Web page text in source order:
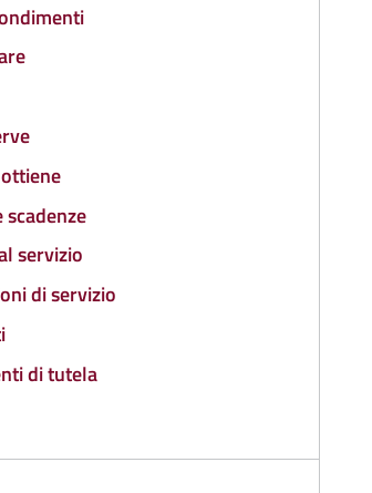
scadenze
servizio
di servizio
di tutela